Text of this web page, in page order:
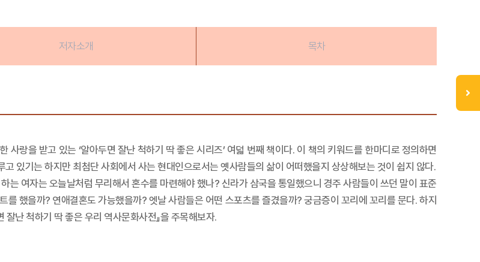
저자소개 목차
사랑을 받고 있는 ‘알아두면 잘난 척하기 딱 좋은 시리즈’ 여덟 번째 책이다. 이 책의 키워드를 한마디로 정의하면
있기는 하지만 최첨단 사회에서 사는 현대인으로서는 옛사람들의 삶이 어떠했을지 상상해보는 것이 쉽지 않다.
는 여자는 오늘날처럼 무리해서 혼수를 마련해야 했나? 신라가 삼국을 통일했으니 경주 사람들이 쓰던 말이 표준
했을까? 연애결혼도 가능했을까? 엣날 사람들은 어떤 스포츠를 즐겼을까? 궁금증이 꼬리에 꼬리를 문다. 하지
난 척하기 딱 좋은 우리 역사문화사전』을 주목해보자.